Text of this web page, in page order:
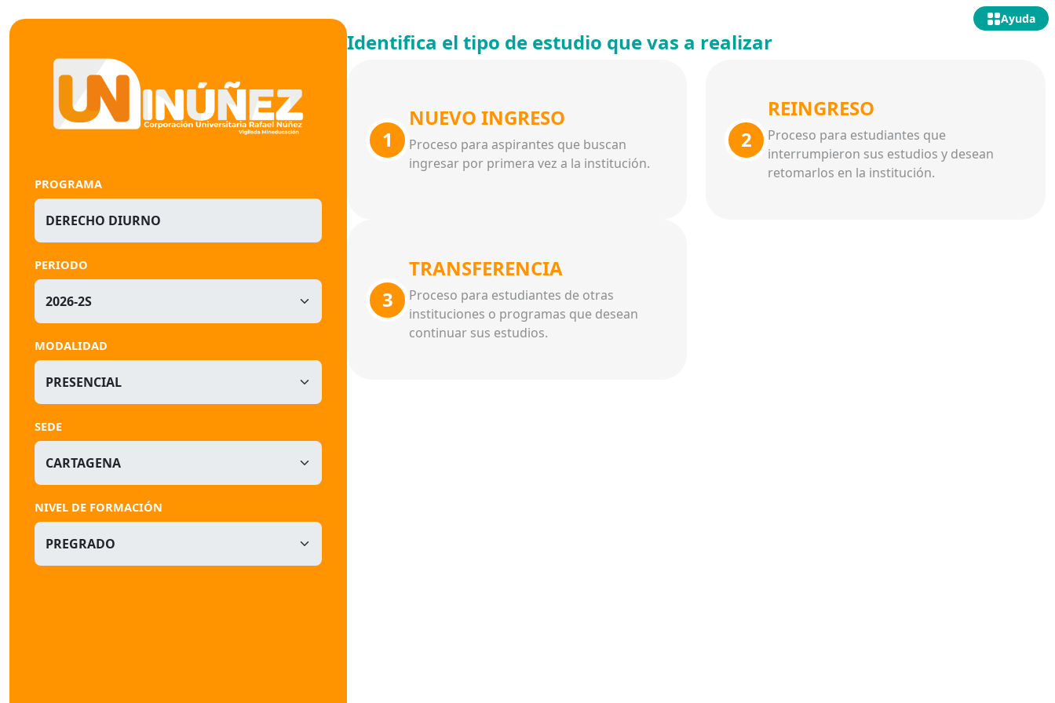
PROGRAMA
DERECHO DIURNO
PERIODO
MODALIDAD
SEDE
NIVEL DE FORMACIÓN
Identifica el tipo de estudio que vas a realizar
1
NUEVO INGRESO
Proceso para aspirantes que buscan
ingresar por primera vez a la institución.
2
REINGRESO
Proceso para estudiantes que
interrumpieron sus estudios y desean
retomarlos en la institución.
3
TRANSFERENCIA
Proceso para estudiantes de otras
instituciones o programas que desean
continuar sus estudios.
Ayuda